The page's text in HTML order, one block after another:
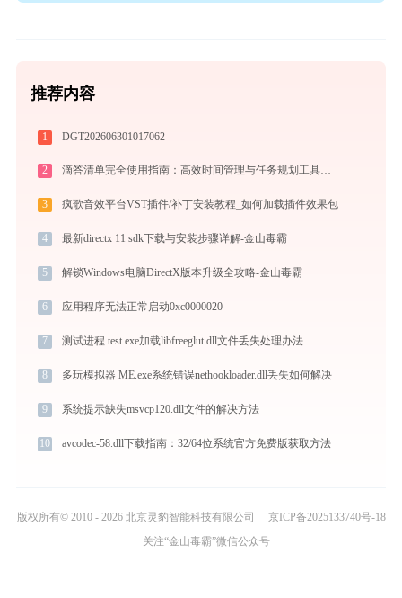
推荐内容
1 DGT202606301017062
2 滴答清单完全使用指南：高效时间管理与任务规划工具，让你的每一天井井有条
3 疯歌音效平台VST插件/补丁安装教程_如何加载插件效果包
4 最新directx 11 sdk下载与安装步骤详解-金山毒霸
5 解锁Windows电脑DirectX版本升级全攻略-金山毒霸
6 应用程序无法正常启动0xc0000020
7 测试进程 test.exe加载libfreeglut.dll文件丢失处理办法
8 多玩模拟器 ME.exe系统错误nethookloader.dll丢失如何解决
9 系统提示缺失msvcp120.dll文件的解决方法
10 avcodec-58.dll下载指南：32/64位系统官方免费版获取方法
版权所有© 2010 - 2026 北京灵豹智能科技有限公司
京ICP备2025133740号-18
关注“金山毒霸”微信公众号